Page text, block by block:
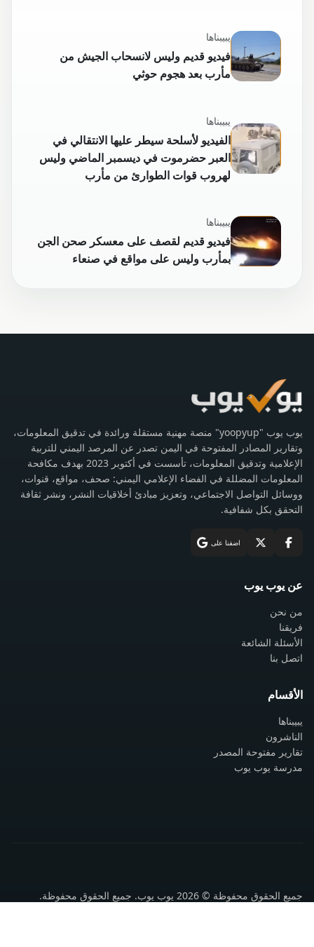
يبيبناها
فيديو قديم وليس لانسحاب الجيش من
مأرب بعد هجوم حوثي
يبيبناها
الفيديو لأسلحة سيطر عليها الانتقالي في
العبر حضرموت في ديسمبر الماضي وليس
لهروب قوات الطوارئ من مأرب
يبيبناها
فيديو قديم لقصف على معسكر صحن الجن
بمأرب وليس على مواقع في صنعاء
يوب يوب "yoopyup" منصة مهنية مستقلة ورائدة في تدقيق المعلومات،
وتقارير المصادر المفتوحة في اليمن تصدر عن المرصد اليمني للتربية
الإعلامية وتدقيق المعلومات، تأسست في أكتوبر 2023 بهدف مكافحة
المعلومات المضللة في الفضاء الإعلامي اليمني: صحف، مواقع، قنوات،
ووسائل التواصل الاجتماعي، وتعزيز مبادئ أخلاقيات النشر، ونشر ثقافة
التحقق بكل شفافية.
اضفنا على
عن يوب يوب
من نحن
فريقنا
الأسئلة الشائعة
اتصل بنا
الأقسام
يبيبناها
الناشرون
تقارير مفتوحة المصدر
مدرسة يوب يوب
جميع الحقوق محفوظة © 2026 يوب يوب. جميع الحقوق محفوظة.